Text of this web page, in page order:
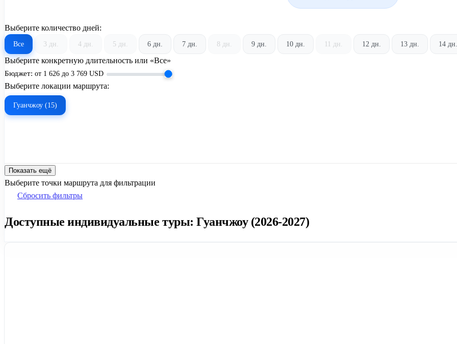
Выберите количество дней:
Все 3 дн. 4 дн. 5 дн. 6 дн. 7 дн. 8 дн. 9 дн. 10 дн. 11 дн. 12 дн. 13 дн. 14 дн.
Выберите конкретную длительность или «Все»
Бюджет: от 1 626 до 3 769 USD
Выберите локации маршрута:
Гуанчжоу (15)
Показать ещё
Выберите точки маршрута для фильтрации
Сбросить фильтры
Доступные индивидуальные туры: Гуанчжоу (2026-2027)